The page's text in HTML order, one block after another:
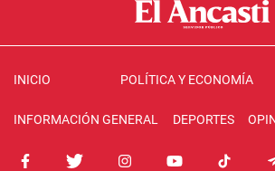
INICIO POLÍTICA Y ECONOMÍA
INFORMACIÓN GENERAL DEPORTES